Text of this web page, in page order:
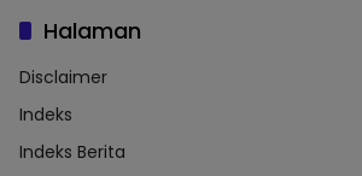
Halaman
Disclaimer
Indeks
Indeks Berita